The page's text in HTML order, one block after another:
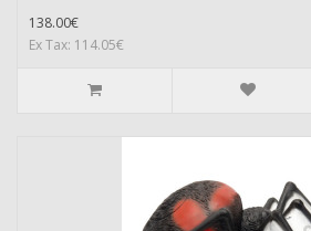
138.00€
Ex Tax: 114.05€